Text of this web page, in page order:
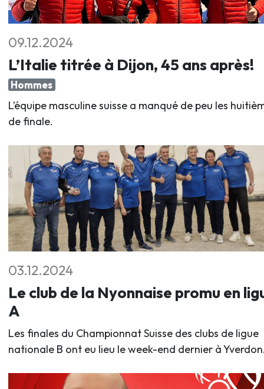
09.12.2024
L’Italie titrée à Dijon, 45 ans après!
Hommes
L’équipe masculine suisse a manqué de peu les
de finale.
03.12.2024
Le club de la Nyonnaise promu en
A
Les finales du Championnat Suisse des clubs de ligue
nationale B ont eu lieu le week-end dernier à